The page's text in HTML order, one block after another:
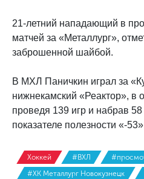
21-летний нападающий в
матчей за «Металлург»,
заброшенной шайбой.
В МХЛ Паничкин играл за
нижнекамский «Реактор», в
проведя 139 игр и набрав
показателе полезности «-
Хоккей #ВХЛ
#ХК Металлург Новокузнецк